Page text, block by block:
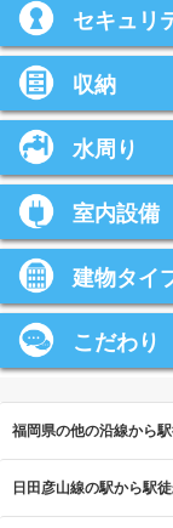
セキュリ
収納
水周り
室内設備
建物タイ
こだわり
福岡県の他の沿線から
日田彦山線の駅から駅